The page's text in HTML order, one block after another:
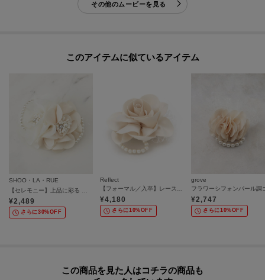
その他のムービーを見る
このアイテムに似ているアイテム
SHOO・LA・RUE
【セレモニー】上品に彩る ダブルフラワーコサージュ
¥2,489
さらに30%OFF
Reflect
【フォーマル／入卒】レースフラワーミニコサージュ
¥4,180
さらに10%OFF
grove
¥2,747
さらに10%OFF
この商品を見た人はコチラの商品も